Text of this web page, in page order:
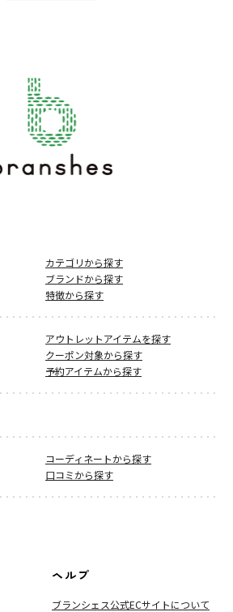
カテゴリから探す
ブランドから探す
特徴から探す
アウトレットアイテムを探す
クーポン対象から探す
予約アイテムから探す
コーディネートから探す
口コミから探す
ヘルプ
ブランシェス公式ECサイトについて